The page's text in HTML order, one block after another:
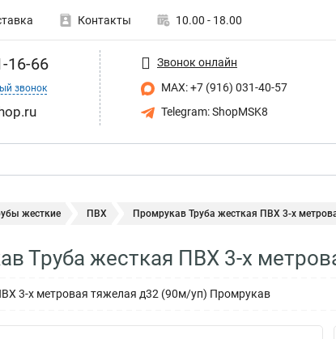
Контакты 10.00 - 18.00
16-66
звонок
Звонок онлайн
MAX: +7 (916) 031-40-57
Telegram: ShopMSK8
жесткие ПВХ Промрукав Труба жесткая ПВХ 3-х
Труба жесткая ПВХ 3-х
3-х метровая тяжелая д32 (90м/уп) Промрукав